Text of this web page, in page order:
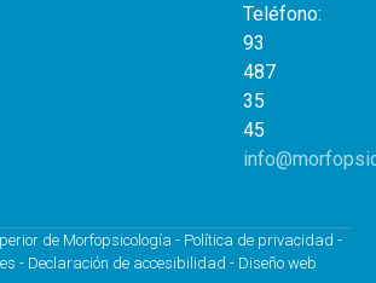
Teléfono:
93
487
35
45
de Morfopsicología - Política de privacidad -
- Declaración de accesibilidad - Diseño web